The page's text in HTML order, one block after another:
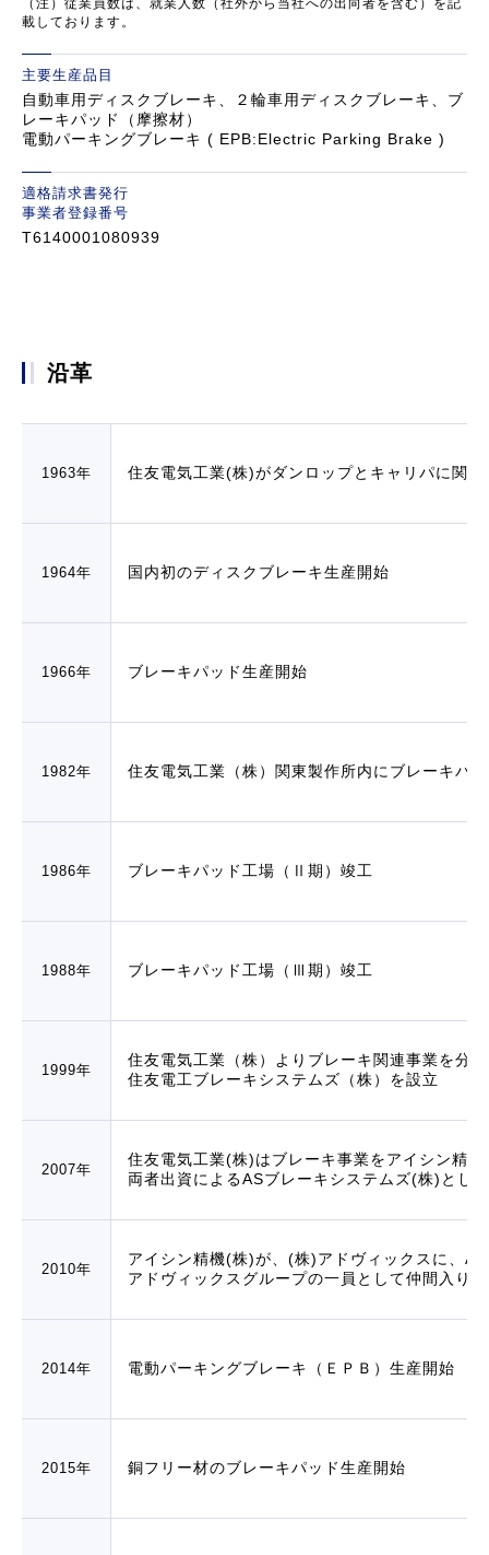
（注）従業員数は、就業人数（社外から当社への出向者を含む）を記
載しております。
主要生産品目
自動車用ディスクブレーキ、２輪車用ディスクブレーキ、ブ
レーキパッド（摩擦材）
電動パーキングブレーキ ( EPB:Electric Parking Brake )
適格請求書発行
事業者登録番号
T6140001080939
沿革
1963年 住友電気工業(株)がダンロップとキャリパに関
1964年 国内初のディスクブレーキ生産開始
1966年 ブレーキパッド生産開始
1982年 住友電気工業（株）関東製作所内にブレーキパ
1986年 ブレーキパッド工場（Ⅱ期）竣工
1988年 ブレーキパッド工場（Ⅲ期）竣工
1999年
住友電気工業（株）よりブレーキ関連事業を分
住友電工ブレーキシステムズ（株）を設立
2007年
住友電気工業(株)はブレーキ事業をアイシン精
両者出資によるASブレーキシステムズ(株)とし
2010年
アイシン精機(株)が、(株)アドヴィックスに、
アドヴィックスグループの一員として仲間入り
2014年 電動パーキングブレーキ（ＥＰＢ）生産開始
2015年 銅フリー材のブレーキパッド生産開始